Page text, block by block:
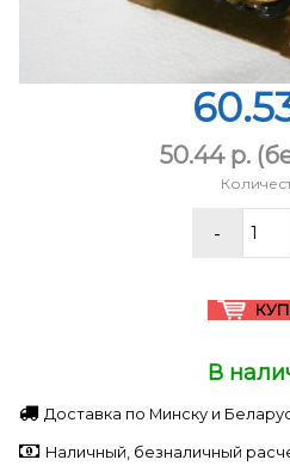
50.44 p.
В
Доставка по Минску и
Наличный, безналичный